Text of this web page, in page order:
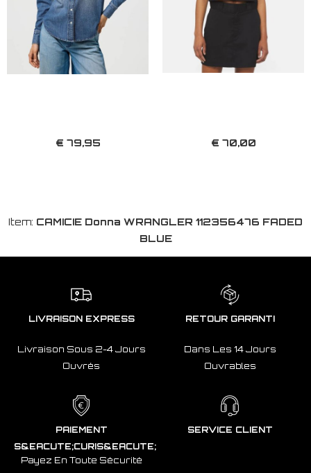
€ 79,95 € 70,00
Item: CAMICIE Donna WRANGLER 112356476 FADED
BLUE
LIVRAISON EXPRESS
Livraison Sous 2-4 Jours
Ouvrés
RETOUR GARANTI
Dans Les 14 Jours
Ouvrables
PAIEMENT
S&EACUTE;CURIS&EACUTE;
Payez En Toute Sécurité
SERVICE CLIENT